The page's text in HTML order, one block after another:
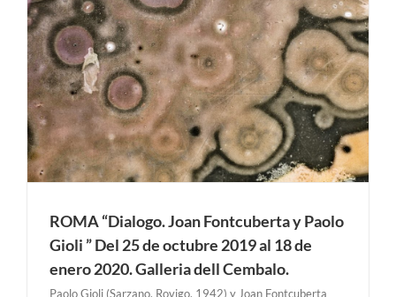
ROMA “Dialogo. Joan Fontcuberta y Paolo
Gioli ” Del 25 de octubre 2019 al 18 de
enero 2020. Galleria dell Cembalo.
Paolo Gioli (Sarzano, Rovigo, 1942) y Joan Fontcuberta